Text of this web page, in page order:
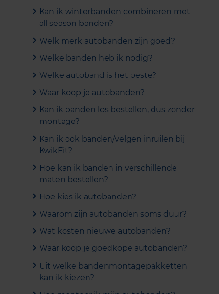
Kan ik winterbanden combineren met
all season banden?
Welk merk autobanden zijn goed?
Welke banden heb ik nodig?
Welke autoband is het beste?
Waar koop je autobanden?
Kan ik banden los bestellen, dus zonder
montage?
Kan ik ook banden/velgen inruilen bij
KwikFit?
Hoe kan ik banden in verschillende
maten bestellen?
Hoe kies ik autobanden?
Waarom zijn autobanden soms duur?
Wat kosten nieuwe autobanden?
Waar koop je goedkope autobanden?
Uit welke bandenmontagepakketten
kan ik kiezen?